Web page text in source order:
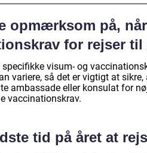
opmærksom på,
for rejser til
specifikke visum- og
variere, så det er vigtigt at
ambassade eller konsulat for
vaccinationskrav.
tid på året at